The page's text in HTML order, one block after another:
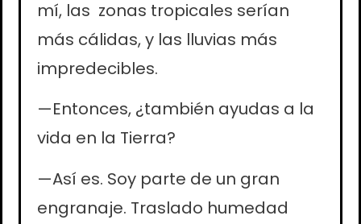
mí, las zonas tropicales serían
más cálidas, y las lluvias más
impredecibles.
—Entonces, ¿también ayudas a la
vida en la Tierra?
—Así es. Soy parte de un gran
engranaje. Traslado humedad